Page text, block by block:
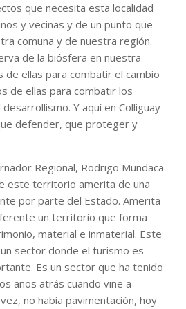
que necesita esta localidad
y vecinas y de un punto que
comuna y de nuestra región.
de la biósfera en nuestra
de ellas para combatir el cambio
de ellas para combatir los
Y aquí en Colliguay
defender, que proteger y
Regional, Rodrigo Mundaca
este territorio amerita de una
por parte del Estado. Amerita
un territorio que forma
material e inmaterial. Este
sector donde el turismo es
Es un sector que ha tenido
años atrás cuando vine a
no había pavimentación, hoy